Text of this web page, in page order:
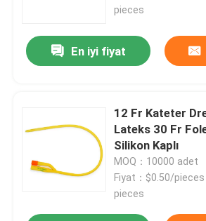
pieces
En iyi fiyat
12 Fr Kateter
Lateks 30 Fr
Silikon Kaplı
MOQ：10000 adet
Fiyat：$0.50/
pieces